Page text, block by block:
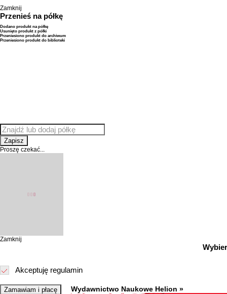
Zamknij
Przenieś na półkę
Dodano produkt na półkę
Usunięto produkt z półki
Przeniesiono produkt do archiwum
Przeniesiono produkt do biblioteki
Zapisz
Proszę czekać...
Zamknij
Akceptuję regulamin
Zamawiam i płacę Wydawnictwo Naukowe Helion »